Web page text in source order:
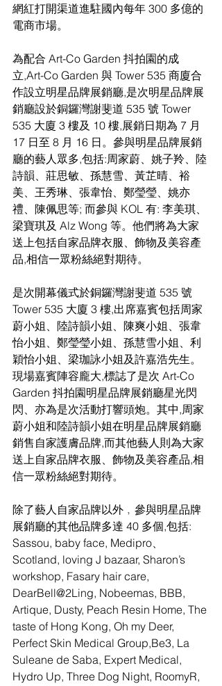
網紅打開渠道進駐國內每年 300 多億的
電商市場。
為配合 Art-Co Garden 抖拍園的成
立,Art-Co Garden 與 Tower 535 商廈合
作設立明星品牌展銷廳,是次明星品牌展
銷廳設於銅鑼灣謝斐道 535 號 Tower
535 大廈 3 樓及 10 樓,展銷日期為 7 月
17 日至 8 月 16 日。參與明星品牌展銷
廳的藝人眾多,包括:周家蔚、姚子羚、陸
詩韻、莊思敏、孫慧雪、黃芷晴、裕
美、王秀琳、張韋怡、鄭瑩瑩、姚亦
禮、陳佩思等; 而參與 KOL 有: 李美琪、
梁寶琪及 Alz Wong 等。他們將為大家
送上包括自家品牌衣服、飾物及美容產
品,相信一眾粉絲絕對期待。
是次開幕儀式於銅鑼灣謝斐道 535 號
Tower 535 大廈 3 樓,出席嘉賓包括周家
蔚小姐、陸詩韻小姐、陳爽小姐、張韋
怡小姐、鄭瑩瑩小姐、孫慧雪小姐、利
穎怡小姐、梁珈詠小姐及許嘉浩先生。
現場嘉賓陣容龐大,標誌了是次 Art-Co
Garden 抖拍園明星品牌展銷廳星光閃
閃、亦為是次活動打響頭炮。其中,周家
蔚小姐和陸詩韻小姐在明星品牌展銷廳
銷售自家護膚品牌,而其他藝人則為大家
送上自家品牌衣服、飾物及美容產品,相
信一眾粉絲絕對期待。
除了藝人自家品牌以外﹐參與明星品牌
展銷廳的其他品牌多達 40 多個,包括:
Sassou, baby face, Medipro、
Scotland, loving J bazaar, Sharon’s
workshop, Fasary hair care,
DearBell@2Ling, Nobeemas, BBB,
Artique, Dusty, Peach Resin Home, The
taste of Hong Kong, Oh my Deer,
Perfect Skin Medical Group,Be3, La
Suleane de Saba, Expert Medical,
Hydro Up, Three Dog Night, RoomyR,